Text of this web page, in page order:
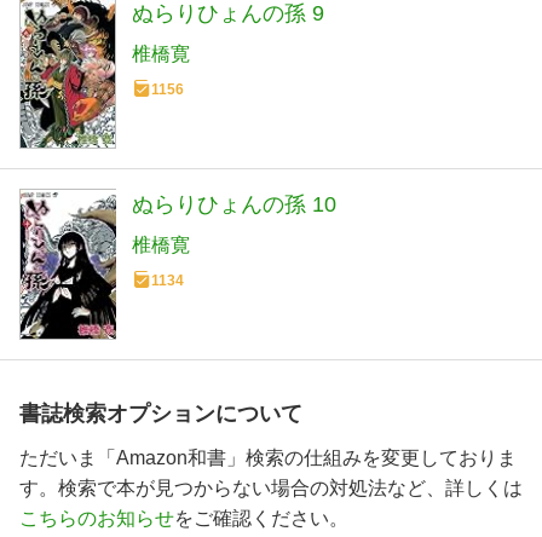
ぬらりひょんの孫 9
椎橋寛
1156
ぬらりひょんの孫 10
椎橋寛
1134
書誌検索オプションについて
ただいま「Amazon和書」検索の仕組みを変更しておりま
す。検索で本が見つからない場合の対処法など、詳しくは
こちらのお知らせをご確認ください。